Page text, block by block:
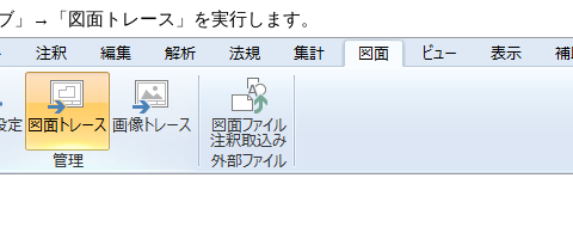
」→「図面トレース」を実行します。